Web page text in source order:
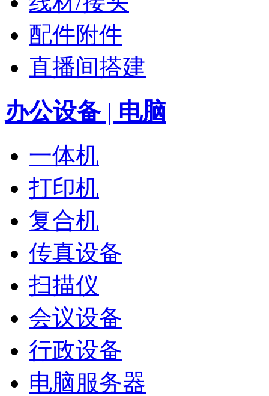
配件附件
直播间搭建
办公设备 | 电脑
一体机
打印机
复合机
传真设备
扫描仪
会议设备
行政设备
电脑服务器